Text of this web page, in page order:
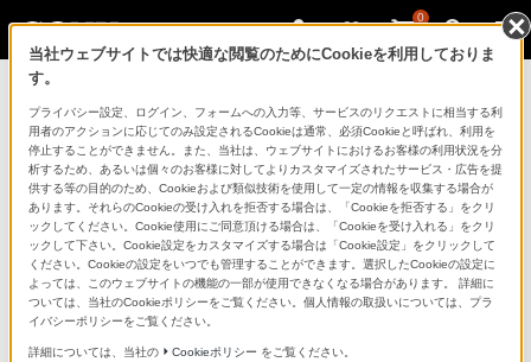
0
ソニーストアのご利用ガイド
ご利用ガイドでは、ソニーストアのご利用方法・サービ
スに関しまとめてご案内しております。
ご利用の前に
ソニーストア 店舗のご案内
ソニーショップ（ソニーストア取次店）のご案内
当社ウェブサイトでは快適な閲覧のためにCookieを利用しておりま
す。
プライバシー設定、ログイン、フォームへの入力等、サービスのリクエストに相当する利
用者のアクションに応じてのみ設定されるCookieは通常、必須Cookieと呼ばれ、利用を
停止することができません。また、当社は、ウェブサイトにおけるお客様の利用状況を分
析するため、あるいは個々のお客様に対してよりカスタマイズされたサービス・広告を提
供する等の目的のため、Cookieおよび類似技術を使用して一定の情報を収集する場合が
あります。それらのCookieの受け入れを拒否する場合は、「Cookieを拒否する」をクリ
ックしてください。Cookie使用にご同意頂ける場合は、「Cookieを受け入れる」をクリ
ックして下さい。Cookie設定をカスタマイズする場合は「Cookie設定」をクリックして
ください。Cookieの設定をいつでも管理することができます。選択したCookieの設定に
よっては、このウェブサイトの機能の一部が使用できなくなる場合があります。 詳細に
ついては、当社のCookieポリシーをご覧ください。個人情報の取扱いについては、プラ
イバシーポリシーをご覧ください。
詳細については、当社の Cookieポリシー をご覧ください。